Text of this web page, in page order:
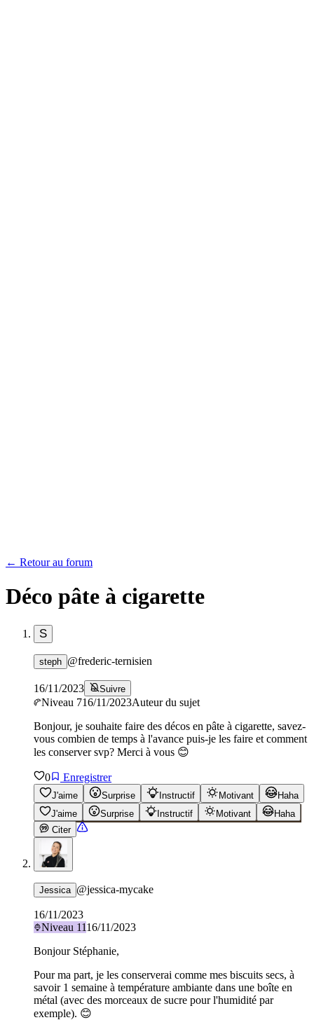
← Retour au forum
Déco pâte à cigarette
S
steph @frederic-ternisien
16/11/2023 Suivre
Niveau 716/11/2023Auteur du sujet
Bonjour, je souhaite faire des décos en pâte à cigarette, savez-
vous combien de temps à l'avance puis-je les faire et comment
les conserver svp? Merci à vous 😊
0 Enregistrer
J'aime Surprise Instructif Motivant
Haha
J'aime
Surprise Instructif Motivant
Haha
Citer
Jessica @jessica-mycake
16/11/2023
Niveau 1116/11/2023
Bonjour Stéphanie,
Pour ma part, je les conserverai comme mes biscuits secs, à
savoir 1 semaine à température ambiante dans une boîte en
métal (avec des morceaux de sucre pour l'humidité par
exemple). 😊